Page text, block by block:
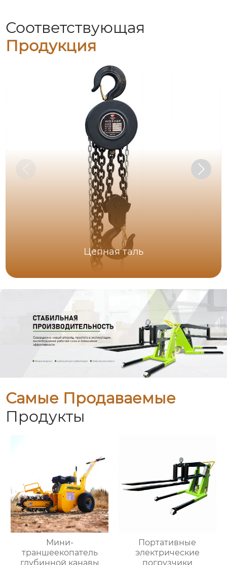
Соответствующая
Продукция
Цепная таль
Самые Продаваемые
Продукты
Мини-
траншеекопатель
глубинной канавы
Портативные
электрические
погрузчики